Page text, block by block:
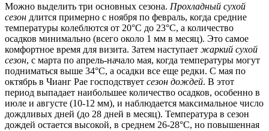
Можно выделить три основных сезона. Прохладный сухой
сезон длится примерно с ноября по февраль, когда средние
температуры колеблются от 20°C до 23°C, а количество
осадков минимально (всего около 1 мм в месяц). Это самое
комфортное время для визита. Затем наступает жаркий сухой
сезон, с марта по апрель-начало мая, когда температуры могут
подниматься выше 34°C, а осадки все еще редки. С мая по
октябрь в Чианг Рае господствует сезон дождей. В этот
период выпадает наибольшее количество осадков, особенно в
июле и августе (10-12 мм), и наблюдается максимальное число
дождливых дней (до 28 дней в месяц). Температура в сезон
дождей остается высокой, в среднем 26-28°C, но повышенная